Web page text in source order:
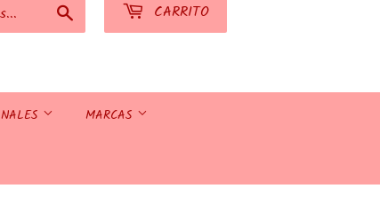
CARRITO
MARCAS